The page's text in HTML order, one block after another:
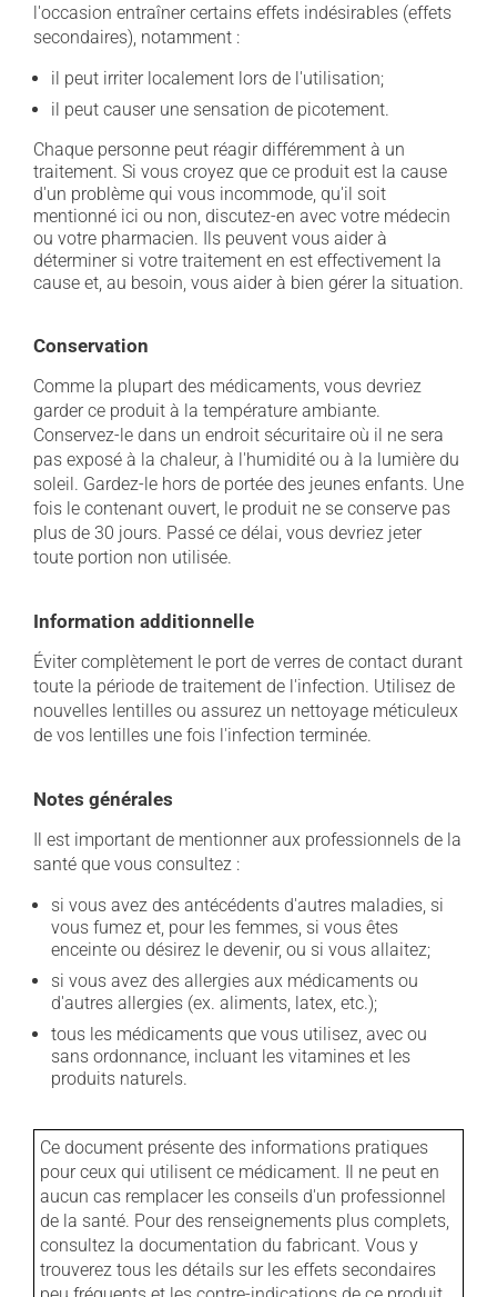
l'occasion entraîner certains effets indésirables (effets
secondaires), notamment :
il peut irriter localement lors de l'utilisation;
il peut causer une sensation de picotement.
Chaque personne peut réagir différemment à un
traitement. Si vous croyez que ce produit est la cause
d'un problème qui vous incommode, qu'il soit
mentionné ici ou non, discutez-en avec votre médecin
ou votre pharmacien. Ils peuvent vous aider à
déterminer si votre traitement en est effectivement la
cause et, au besoin, vous aider à bien gérer la situation.
Conservation
Comme la plupart des médicaments, vous devriez
garder ce produit à la température ambiante.
Conservez-le dans un endroit sécuritaire où il ne sera
pas exposé à la chaleur, à l'humidité ou à la lumière du
soleil. Gardez-le hors de portée des jeunes enfants. Une
fois le contenant ouvert, le produit ne se conserve pas
plus de 30 jours. Passé ce délai, vous devriez jeter
toute portion non utilisée.
Information additionnelle
Éviter complètement le port de verres de contact durant
toute la période de traitement de l'infection. Utilisez de
nouvelles lentilles ou assurez un nettoyage méticuleux
de vos lentilles une fois l'infection terminée.
Notes générales
Il est important de mentionner aux professionnels de la
santé que vous consultez :
si vous avez des antécédents d'autres maladies, si
vous fumez et, pour les femmes, si vous êtes
enceinte ou désirez le devenir, ou si vous allaitez;
si vous avez des allergies aux médicaments ou
d'autres allergies (ex. aliments, latex, etc.);
tous les médicaments que vous utilisez, avec ou
sans ordonnance, incluant les vitamines et les
produits naturels.
Ce document présente des informations pratiques
pour ceux qui utilisent ce médicament. Il ne peut en
aucun cas remplacer les conseils d'un professionnel
de la santé. Pour des renseignements plus complets,
consultez la documentation du fabricant. Vous y
trouverez tous les détails sur les effets secondaires